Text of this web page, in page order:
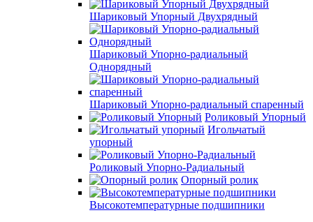
Шариковый Упорный Двухрядный
Шариковый Упорно-радиальный
Однорядный
Шариковый Упорно-радиальный спаренный
Роликовый Упорный
Игольчатый
упорный
Роликовый Упорно-Радиальный
Опорный ролик
Высокотемпературные подшипники